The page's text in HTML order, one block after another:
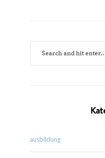
ausbildung